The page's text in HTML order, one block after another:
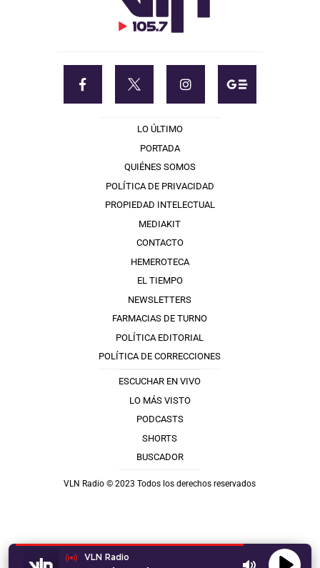
VLN Radio
LO ÚLTIMO
PORTADA
QUIÉNES SOMOS
POLÍTICA DE PRIVACIDAD
PROPIEDAD INTELECTUAL
MEDIAKIT
CONTACTO
HEMEROTECA
EL TIEMPO
NEWSLETTERS
FARMACIAS DE TURNO
POLÍTICA EDITORIAL
POLÍTICA DE CORRECCIONES
ESCUCHAR EN VIVO
LO MÁS VISTO
PODCASTS
SHORTS
BUSCADOR
VLN Radio © 2023 Todos los derechos reservados